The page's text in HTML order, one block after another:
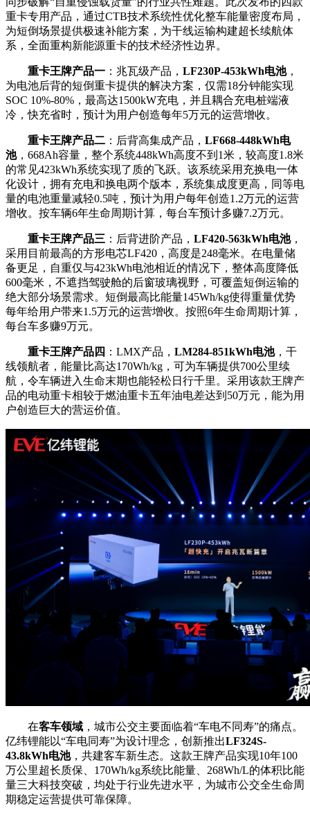
重卡专用产品，通过CTB技术系统性优化整车能量密度布局，
为短倒场景提供极速补能方案，为干线运输构建超长续航体
系，全面重构新能源重卡的技术经济性边界。
重卡王牌产品一 ：兆瓦级产品， LF230P-453kWh电池，
为电池后背的短倒重卡提供的解决方案，仅需18分钟能实现
SOC 10%-80%，最高达1500kW充电，并且耦合充电桩端液
冷，快充省时，预计为用户创造每年5万元的运营增收。
重卡王牌产品二 ：后背高集成产品， LF668-448kWh电
池，668Ah容量，整个系统448kWh高度不到1米，较高度1.8米
的常见423kWh系统实现了质的飞跃。该系统采用充换电一体
化设计，拥有充电和换电两个版本，系统集成度更高，同等电
量的电池重量减轻0.5吨，预计为用户每年创造1.2万元的运营
增收。按车辆6年生命周期计算，每台车预计多赚7.2万元。
重卡王牌产品三 ：后背进阶产品， LF420-563kWh电池，
采用目前最高的方形电芯LF420，高度是248毫米。在电量储
备更足，自重仅与423kWh电池相近的情况下，整体高度降低
600毫米，不遮挡驾驶舱的后窗玻璃视野，可覆盖短倒运输的
绝大部分场景需求。短倒最高比能量145Wh/kg使得重量优势
每年给用户带来1.5万元的运营增收。按照6年生命周期计算，
每台车多赚9万元。
重卡王牌产品四 ：LMX产品， LM284-851kWh电池，干
线领航者，能量比高达170Wh/kg，可为车辆提供700公里续
航，令车辆进入生命末期也能轻松日行千里。采用该款王牌产
品的电动重卡相较于燃油重卡五年油电差达到50万元，能为用
户创造巨大的营运价值。
在客车领域 ，城市公交主要面临着“车电不同寿”的痛点。
亿纬锂能以“车电同寿”为设计理念，创新推出LF324S-
43.8kWh电池，共建客车新生态。这款王牌产品实现10年100
万公里超长质保、170Wh/kg系统比能量、268Wh/L的体积比能
量三大科技突破，均处于行业先进水平，为城市公交全生命周
期稳定运营提供可靠保障。